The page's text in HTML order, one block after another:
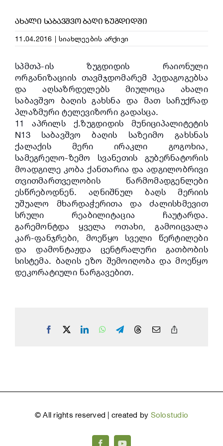
ᲐᲮᲐᲚᲘ ᲡᲐᲑᲐᲕᲨᲕᲝ ᲑᲐᲦᲘ ᲖᲣᲒᲓᲘᲓᲨᲘ
11.04.2016 | სიახლეების არქივი
სპმთპ-ის ზუგდიდის რაიონული
ორგანიზაციის თავმჯდომარემ პედაგოგებსა
და აღსაზრდელებს მიულოცა ახალი
საბავშვო ბაღის გახსნა და მათ საჩუქრად
პლაზმური ტელევიზორი გადასცა.
11 აპრილს ქ.ზუგდიდის მუნიციპალიტეტის
N13 საბავშვო ბაღის საზეიმო გახსნას
ქალაქის მერი ირაკლი გოგოხია,
სამეგრელო-ზემო სვანეთის გუბერნატორის
მოადგილე კობა ქანთარია და ადგილობრივი
თვითმართველობის წარმომადგენლები
ესწრებოდნენ. აღნიშნულ ბაღს მერიის
უშუალო მხარდაჭერითა და ძალისხმევით
სრული რეაბილიტაცია ჩაუტარდა.
გარემონტდა ყველა ოთახი, გამოიცვალა
კარ-ფანჯრები, მოეწყო სველი წერტილები
და დამონტაჟდა ცენტრალური გათბობის
სისტემა. ბაღის ეზო შემოიღობა და მოეწყო
დეკორატიული ნარგავებით.
Facebook LinkedInWhatsApp
TelegramThreadsEmail
©All rights reserved | created by Solostudio